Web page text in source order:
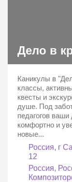
Дело в
Каникулы в
классы,
квесты и
душе. Под
педагогов
комфортно и
новые...
Россия, г
12
Россия,